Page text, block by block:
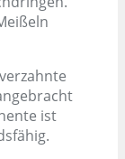
ist